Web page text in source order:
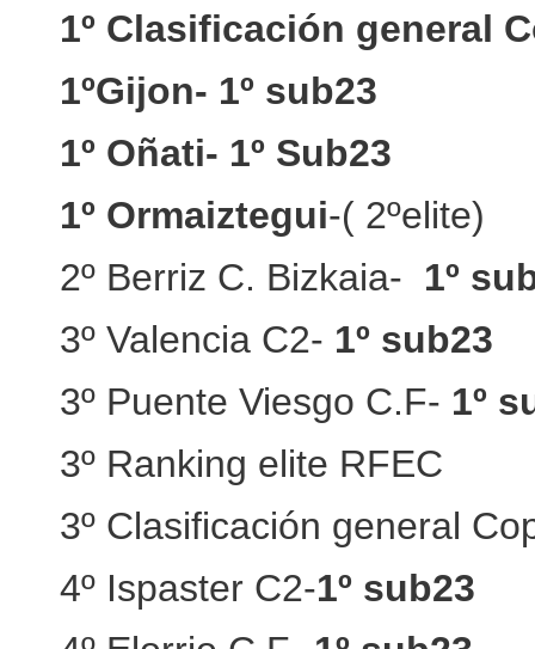
1º Clasificación general
1ºGijon- 1º sub23
1º Oñati- 1º Sub23
1º Ormaiztegui-( 2ºelite)
2º Berriz C. Bizkaia- 1º
3º Valencia C2- 1º sub23
3º Puente Viesgo C.F- 1º
3º Ranking elite RFEC
3º Clasificación general
4º Ispaster C2-1º sub23